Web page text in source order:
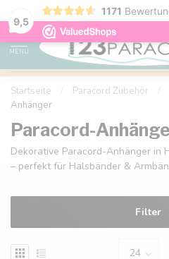
9,5
1171
Kostenlose Lieferung nach Hause
MENU
Startseite Paracord Zubehör
Anhänger
Paracord-
Dekorative Paracord-Anhänger in
– perfekt für Halsbänder &
Filter